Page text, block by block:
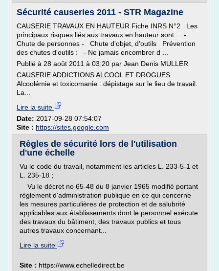
Sécurité causeries 2011 - STR Magazine
CAUSERIE TRAVAUX EN HAUTEUR Fiche INRS N°2 Les
principaux risques liés aux travaux en hauteur sont : -
Chute de personnes - Chute d'objet, d'outils Prévention
des chutes d'outils : - Ne jamais encombrer d ...
Publié à 28 août 2011 à 03:20 par Jean Denis MULLER
CAUSERIE ADDICTIONS ALCOOL ET DROGUES
Alcoolémie et toxicomanie : dépistage sur le lieu de travail.
La...
Lire la suite
Date: 2017-09-28 07:54:07
Site : https://sites.google.com
Règles de sécurité lors de l'utilisation
d'une échelle
Vu le code du travail, notamment les articles L. 233-5-1 et
L. 235-18 ;
Vu le décret no 65-48 du 8 janvier 1965 modifié portant
règlement d'administration publique en ce qui concerne
les mesures particulières de protection et de salubrité
applicables aux établissements dont le personnel exécute
des travaux du bâtiment, des travaux publics et tous
autres travaux concernant...
Lire la suite
Site : https://www.echelledirect.be